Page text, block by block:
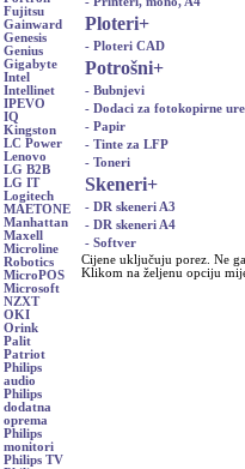
Fujitsu
Gainward
Genesis
Genius
Gigabyte
Intel
Intellinet
IPEVO
IQ
Kingston
LC Power
Lenovo
LG B2B
LG IT
Logitech
MAETONE
Manhattan
Maxell
Microline
Robotics
MicroPOS
Microsoft
NZXT
OKI
Orink
Palit
Patriot
Philips
audio
Philips
dodatna
oprema
Philips
monitori
Philips TV
Ploteri+
- Ploteri CAD
Potrošni+
- Bubnjevi
- Dodaci za fotokopirne
- Papir
- Tinte za LFP
- Toneri
Skeneri+
- DR skeneri A3
- DR skeneri A4
- Softver
Cijene uključuju porez. Ne
Klikom na željenu opciju